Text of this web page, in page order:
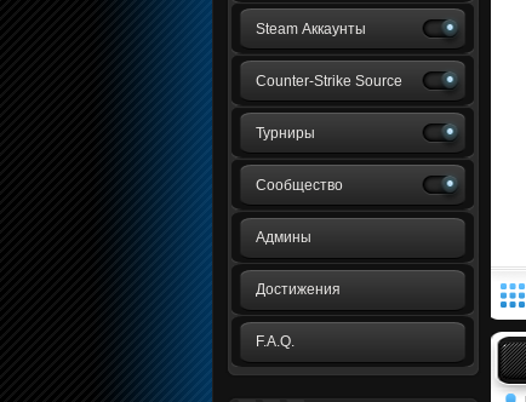
Steam Аккаунты
Counter-Strike Source
Турниры
Сообщество
Админы
Достижения
F.A.Q.